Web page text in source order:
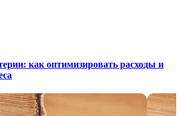
как оптимизировать расходы и